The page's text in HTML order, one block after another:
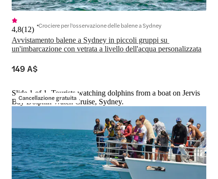
Avvistamento balene a Sydney in piccoli gruppi su
un'imbarcazione con vetrata a livello dell'acqua personalizzata
4,8(12) Crociere per l'osservazione delle balene a Sydney
149 A$
Cancellazione gratuita
Slide 1 of 1, Tourists watching dolphins from a boat on Jervis
Bay Dolphin Watch Cruise, Sydney.